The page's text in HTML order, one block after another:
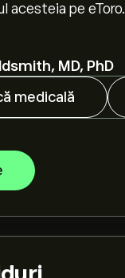
acesteia pe eToro.
MD, PhD
medicală